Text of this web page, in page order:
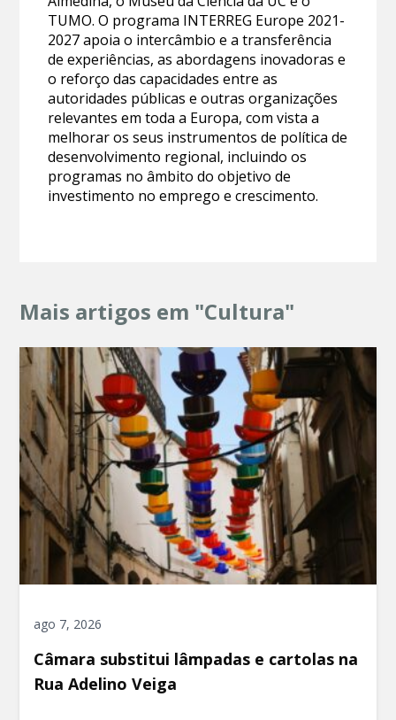
TUMO. O programa INTERREG Europe 2021-
2027 apoia o intercâmbio e a transferência
de experiências, as abordagens inovadoras e
o reforço das capacidades entre as
autoridades públicas e outras organizações
relevantes em toda a Europa, com vista a
melhorar os seus instrumentos de política de
desenvolvimento regional, incluindo os
programas no âmbito do objetivo de
investimento no emprego e crescimento.
Mais artigos em "Cultura"
ago 7, 2026
Câmara substitui lâmpadas e cartolas na
Rua Adelino Veiga